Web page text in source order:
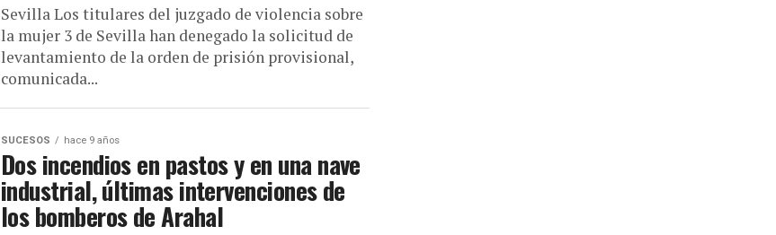
Sevilla Los titulares del juzgado de violencia sobre
la mujer 3 de Sevilla han denegado la solicitud de
levantamiento de la orden de prisión provisional,
comunicada...
SUCESOS hace 9 años
Dos incendios en pastos y en una nave
industrial, últimas intervenciones de
los bomberos de Arahal